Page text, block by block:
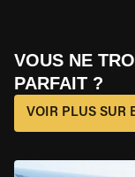
VOUS NE
PARFAIT ?
VOIR PLUS SUR